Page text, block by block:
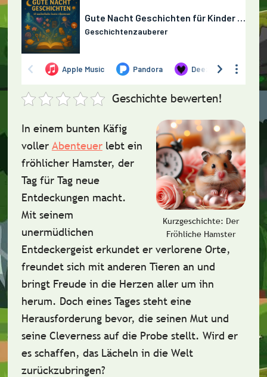
Geschichte bewerten!
Kurzgeschichte: Der
Fröhliche Hamster
In einem bunten Käfig
voller Abenteuerlebt ein
fröhlicher Hamster, der
Tag für Tag neue
Entdeckungen macht.
Mit seinem
unermüdlichen
Entdeckergeist erkundet er verlorene Orte,
freundet sich mit anderen Tieren an und
bringt Freude in die Herzen aller um ihn
herum. Doch eines Tages steht eine
Herausforderung bevor, die seinen Mut und
seine Cleverness auf die Probe stellt. Wird er
es schaffen, das Lächeln in die Welt
zurückzubringen?